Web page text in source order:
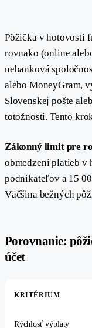
Pôžička v hotovosti
rovnako (online
nebanková
alebo MoneyGram,
Slovenskej pošte
totožnosti. Tento
Zákonný limit pre
obmedzení platieb v
podnikateľov a 15
Väčšina bežných
Porovnanie:
účet
KRITÉRIUM
Rýchlosť výplaty